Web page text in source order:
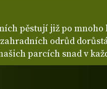
pěstují již po
odrůd
parcích snad v